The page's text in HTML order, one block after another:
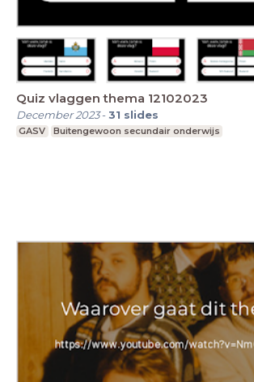
Quiz vlaggen thema 12102023
December 2023-31 slides
GASV Buitengewoon secundair onderwijs